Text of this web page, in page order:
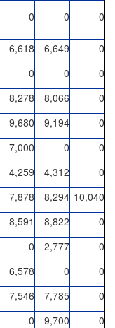
0 0 0
6,618 6,649 0
0 0 0
8,278 8,066 0
9,680 9,194 0
7,000 0 0
4,259 4,312 0
7,878 8,294 10,040
8,591 8,822 0
0 2,777 0
6,578 0 0
7,546 7,785 0
0 9,700 0